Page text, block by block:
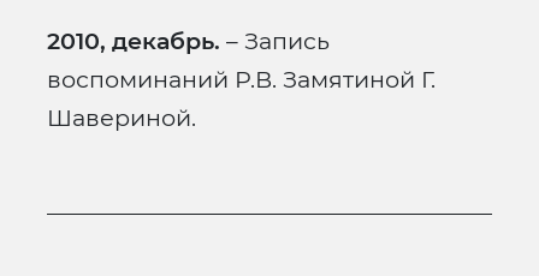
2010, декабрь. – Запись
воспоминаний Р.В. Замятиной Г.
Шавериной.